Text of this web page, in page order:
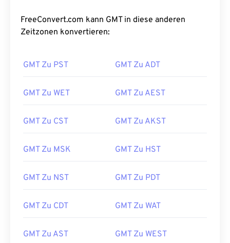
FreeConvert.com kann GMT in diese anderen
Zeitzonen konvertieren:
GMT Zu PST GMT Zu ADT
GMT Zu WET GMT Zu AEST
GMT Zu CST GMT Zu AKST
GMT Zu MSK GMT Zu HST
GMT Zu NST GMT Zu PDT
GMT Zu CDT GMT Zu WAT
GMT Zu AST GMT Zu WEST